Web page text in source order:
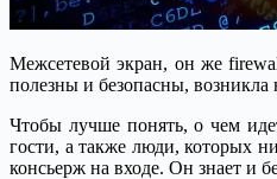
Межсетевой экран, он же
полезны и безопасны, возникла
Чтобы лучше понять, о чем
гости, а также люди, которых
консьерж на входе. Он знает и